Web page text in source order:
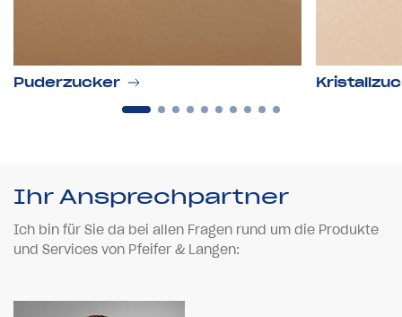
Puderzucker
Ihr Ansprechpartner
Ich bin für Sie da bei allen Fragen rund um die Produkte
und Services von Pfeifer & Langen: